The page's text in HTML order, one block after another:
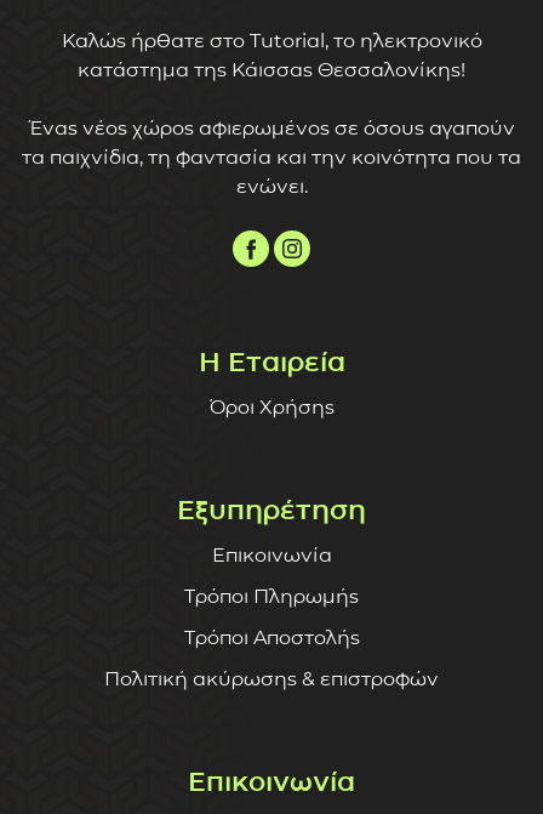
Καλώς ήρθατε στο Tutorial, το ηλεκτρονικό
κατάστημα της Κάισσας Θεσσαλονίκης!
Ένας νέος χώρος αφιερωμένος σε όσους αγαπούν
τα παιχνίδια, τη φαντασία και την κοινότητα που τα
ενώνει.
Η Εταιρεία
Όροι Χρήσης
Εξυπηρέτηση
Επικοινωνία
Τρόποι Πληρωμής
Τρόποι Αποστολής
Πολιτική ακύρωσης & επιστροφών
Επικοινωνία